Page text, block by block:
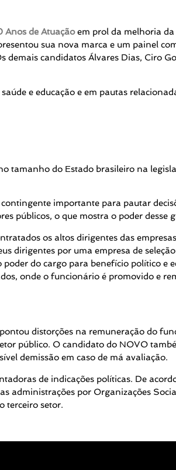
Anos de Atuaçãoem prol da melhoria
sua nova marca e um painel
candidatos Álvares Dias, Ciro
e educação e em pautas
tamanho do Estado brasileiro na
importante para pautar
públicos, o que mostra o poder desse
os altos dirigentes das
dirigentes por uma empresa de
do cargo para benefício político e
onde o funcionário é promovido e
distorções na remuneração do
público. O candidato do NOVO
demissão em caso de má avaliação.
de indicações políticas. De
administrações por Organizações
terceiro setor.